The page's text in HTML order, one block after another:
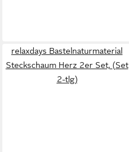
relaxdays Bastelnaturmaterial
Steckschaum Herz 2er Set, (Set
2-tlg)